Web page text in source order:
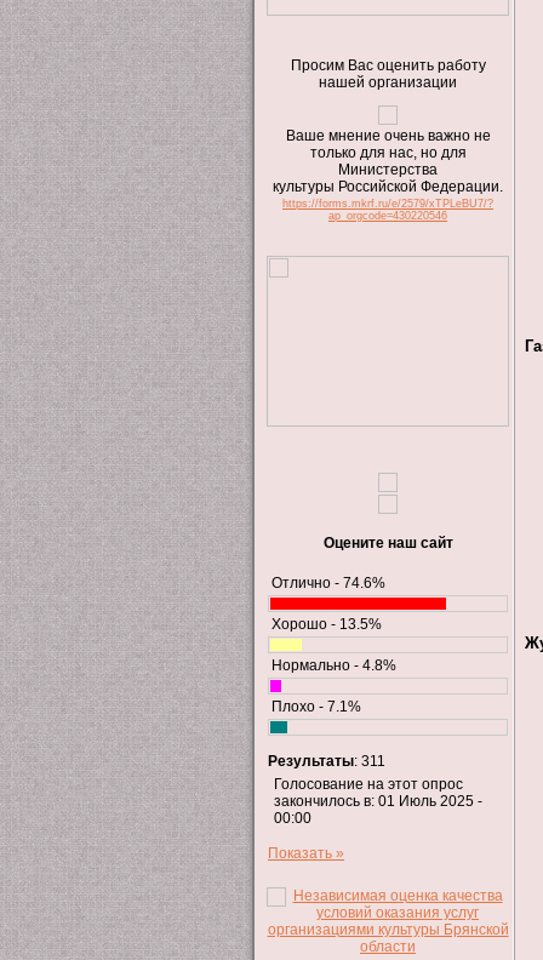
Просим Вас оценить работу
нашей организации
Ваше мнение очень важно не
только для нас, но для
Министерства
культуры Российской Федерации.
https://forms.mkrf.ru/e/2579/xTPLeBU7/?
ap_orgcode=430220546
Оцените наш сайт
Отлично - 74.6%
Хорошо - 13.5%
Нормально - 4.8%
Плохо - 7.1%
Результаты: 311
Голосование на этот опрос
закончилось в: 01 Июль 2025 -
00:00
Показать »